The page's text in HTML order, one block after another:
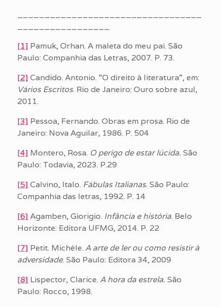
[1] Pamuk, Orhan. A maleta do meu pai. São
Paulo: Companhia das Letras, 2007. P. 73.
[2] Candido. Antonio. “O direito à literatura”, em:
Vários Escritos. Rio de Janeiro: Ouro sobre azul,
2011.
[3] Pessoa, Fernando. Obras em prosa. Rio de
Janeiro: Nova Aguilar, 1986. P. 504
[4] Montero, Rosa. O perigo de estar lúcida.São
Paulo: Todavia, 2023. P.29
[5] Calvino, Italo. Fábulas Italianas. São Paulo:
Companhia das letras, 1992. P. 14
[6] Agamben, Giorigio. Infância e história. Belo
Horizonte: Editora UFMG, 2014. P. 22
[7] Petit. Michèle. A arte de ler ou como resistir à
adversidade. São Paulo: Editora 34, 2009
[8] Lispector, Clarice. A hora da estrela.São
Paulo: Rocco, 1998.